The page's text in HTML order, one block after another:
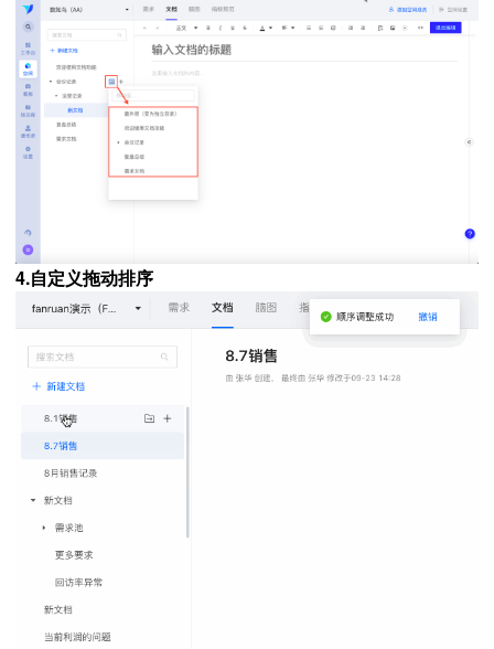
4.自定义拖动排序